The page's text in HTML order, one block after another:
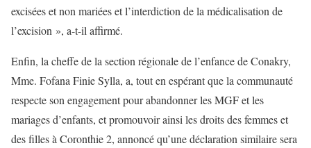
excisées et non mariées et l’interdiction de la médicalisation de
l’excision », a-t-il affirmé.
Enfin, la cheffe de la section régionale de l’enfance de Conakry,
Mme. Fofana Finie Sylla, a, tout en espérant que la communauté
respecte son engagement pour abandonner les MGF et les
mariages d’enfants, et promouvoir ainsi les droits des femmes et
des filles à Coronthie 2, annoncé qu’une déclaration similaire sera